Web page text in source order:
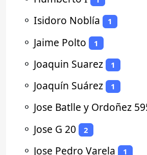
⚬ Isidoro Noblía 1
⚬ Jaime Polto 1
⚬ Joaquin Suarez 1
⚬ Joaquín Suárez 1
⚬ Jose Batlle y Ordoñez
⚬ Jose G 20 2
⚬ Jose Pedro Varela 1